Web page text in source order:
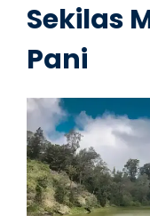
Sekilas
Pani